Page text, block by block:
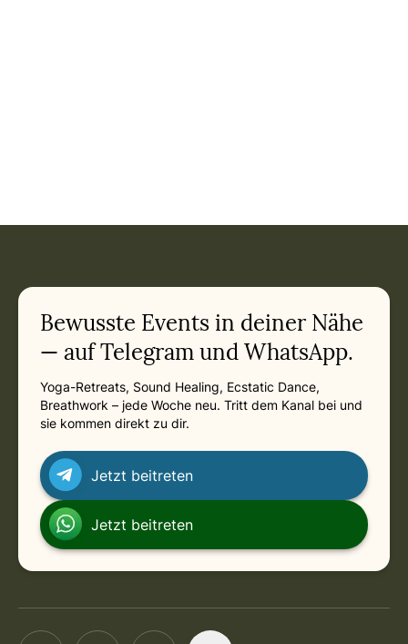
Bewusste Events in deiner Nähe
— auf Telegram und WhatsApp.
Yoga-Retreats, Sound Healing, Ecstatic Dance,
Breathwork – jede Woche neu. Tritt dem Kanal bei und
sie kommen direkt zu dir.
Jetzt beitreten
Jetzt beitreten